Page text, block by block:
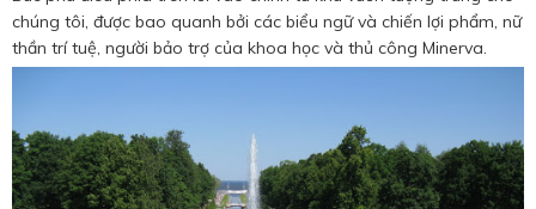
chúng tôi, được bao quanh bởi các biểu ngữ và chiến lợi phẩm, nữ
thần trí tuệ, người bảo trợ của khoa học và thủ công Minerva.